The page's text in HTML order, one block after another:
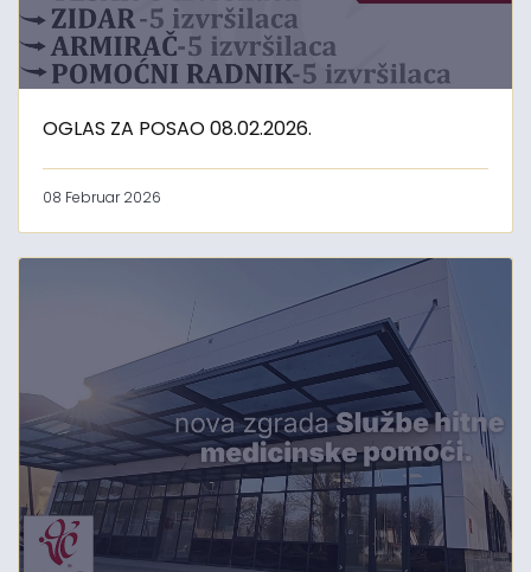
OGLAS ZA POSAO 08.02.2026.
08 Februar 2026